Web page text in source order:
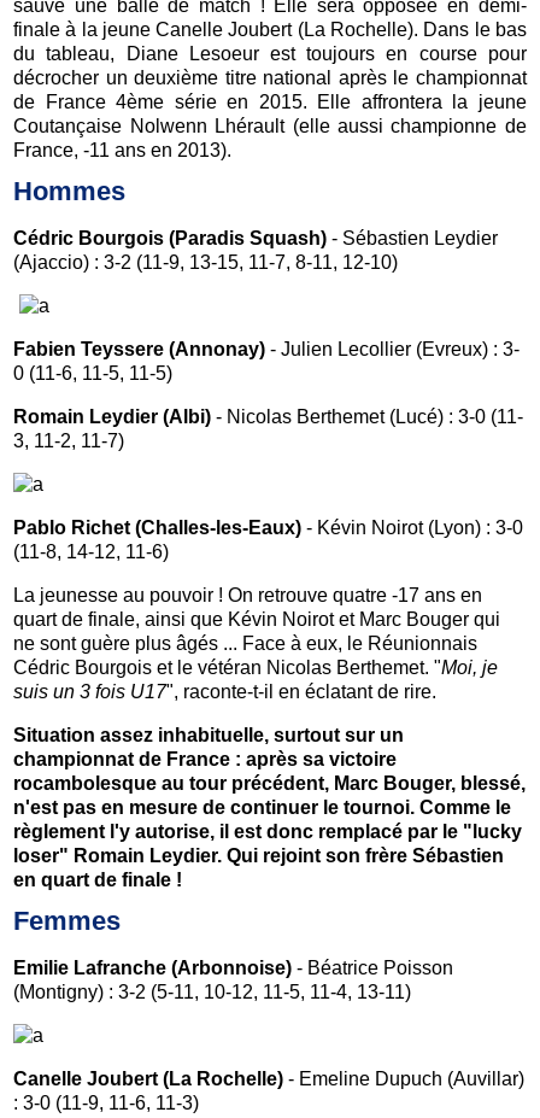
sauvé une balle de match ! Elle sera opposée en demi-
finale à la jeune Canelle Joubert (La Rochelle). Dans le bas
du tableau, Diane Lesoeur est toujours en course pour
décrocher un deuxième titre national après le championnat
de France 4ème série en 2015. Elle affrontera la jeune
Coutançaise Nolwenn Lhérault (elle aussi championne de
France, -11 ans en 2013).
Hommes
Cédric Bourgois (Paradis Squash) - Sébastien Leydier
(Ajaccio) : 3-2 (11-9, 13-15, 11-7, 8-11, 12-10)
Fabien Teyssere (Annonay) - Julien Lecollier (Evreux) : 3-
0 (11-6, 11-5, 11-5)
Romain Leydier (Albi) - Nicolas Berthemet (Lucé) : 3-0 (11-
3, 11-2, 11-7)
Pablo Richet (Challes-les-Eaux) - Kévin Noirot (Lyon) : 3-0
(11-8, 14-12, 11-6)
La jeunesse au pouvoir ! On retrouve quatre -17 ans en
quart de finale, ainsi que Kévin Noirot et Marc Bouger qui
ne sont guère plus âgés ... Face à eux, le Réunionnais
Cédric Bourgois et le vétéran Nicolas Berthemet. "Moi, je
suis un 3 fois U17", raconte-t-il en éclatant de rire.
Situation assez inhabituelle, surtout sur un
championnat de France : après sa victoire
rocambolesque au tour précédent, Marc Bouger, blessé,
n'est pas en mesure de continuer le tournoi. Comme le
règlement l'y autorise, il est donc remplacé par le "lucky
loser" Romain Leydier. Qui rejoint son frère Sébastien
en quart de finale !
Femmes
Emilie Lafranche (Arbonnoise) - Béatrice Poisson
(Montigny) : 3-2 (5-11, 10-12, 11-5, 11-4, 13-11)
Canelle Joubert (La Rochelle) - Emeline Dupuch (Auvillar)
: 3-0 (11-9, 11-6, 11-3)